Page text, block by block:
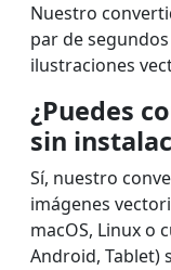
Nuestro
par de
ilustraciones
¿Puedes
sin
Sí, nuestro
imágenes
macOS, Linux o
Android, Tablet)